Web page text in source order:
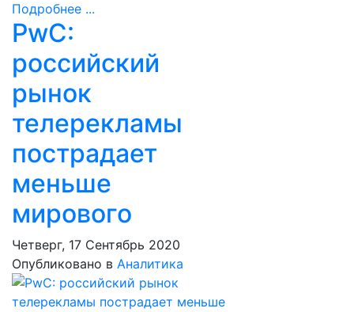
Подробнее ...
PwC:
российский
рынок
телерекламы
пострадает
меньше
мирового
Четверг, 17 Сентябрь 2020
Опубликовано в Аналитика